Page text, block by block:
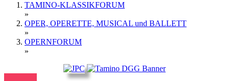
TAMINO-KLASSIKFORUM
»
OPER, OPERETTE, MUSICAL und BALLETT
»
OPERNFORUM
»